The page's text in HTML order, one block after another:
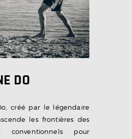
DO
créé par le légendaire
les frontières des
conventionnels pour